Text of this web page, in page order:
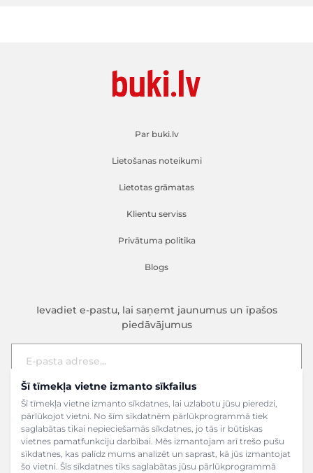
Šī tīmekļa vietne izmanto sīkfailus
Šī tīmekļa vietne izmanto sīkdatnes, lai uzlabotu jūsu pieredzi,
pārlūkojot vietni. No šīm sīkdatnēm pārlūkprogrammā tiek
saglabātas tikai nepieciešamās sīkdatnes, jo tās ir būtiskas
vietnes pamatfunkciju darbībai. Mēs izmantojam arī trešo pušu
sīkdatnes, kas palīdz mums analizēt un saprast, kā jūs izmantojat
šo vietni. Šīs sīkdatnes tiks saglabātas jūsu pārlūkprogrammā
Par buki.lv
Lietošanas noteikumi
Lietotas grāmatas
Klientu serviss
Privātuma politika
Blogs
Ievadiet e-pastu, lai saņemt jaunumus un īpašos
piedāvājumus
E-pasta adrese
Pieteikties